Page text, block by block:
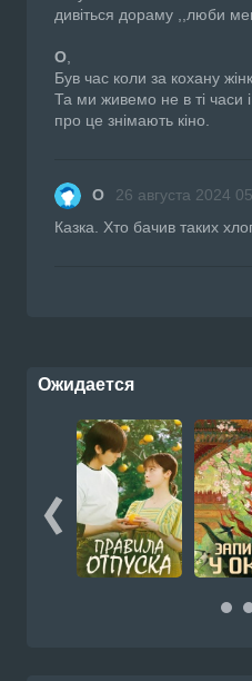
дивіться дораму ,,люби
О
Був час коли за кохану
Та ми живемо не в ті часи
про це знімають кіно.
О 26 августа 2024
Казка. Хто бачив таких
Ожидается